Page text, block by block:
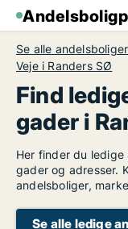
Se alle
Veje i Randers SØ
Find
gader i
Her finder du
gader og adresser.
andelsboliger,
Se alle ledige